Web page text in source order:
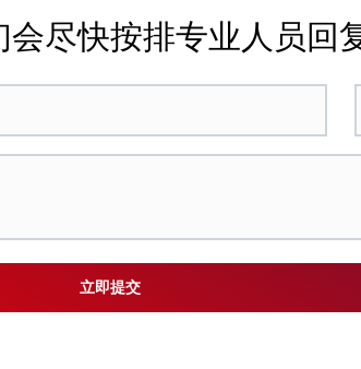
尽快按排专业人员回
立即提交